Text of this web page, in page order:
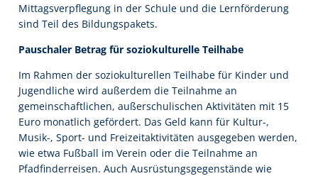
Mittagsverpflegung in der Schule und die Lernförderung
sind Teil des Bildungspakets.
Pauschaler Betrag für soziokulturelle Teilhabe
Im Rahmen der soziokulturellen Teilhabe für Kinder und
Jugendliche wird außerdem die Teilnahme an
gemeinschaftlichen, außerschulischen Aktivitäten mit 15
Euro monatlich gefördert. Das Geld kann für Kultur-,
Musik-, Sport- und Freizeitaktivitäten ausgegeben werden,
wie etwa Fußball im Verein oder die Teilnahme an
Pfadfinderreisen. Auch Ausrüstungsgegenstände wie